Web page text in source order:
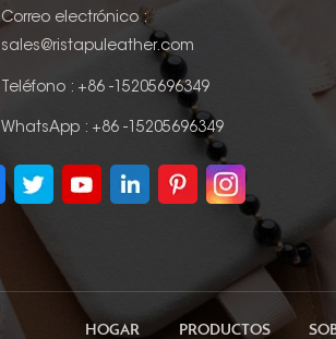
Correo electrónico :
sales@ristapuleather.com
Teléfono : +86 -15205696349
WhatsApp : +86 -15205696349
HOGAR PRODUCTOS